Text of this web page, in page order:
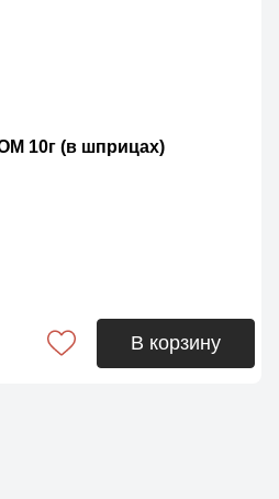
10г (в шприцах)
В корзину